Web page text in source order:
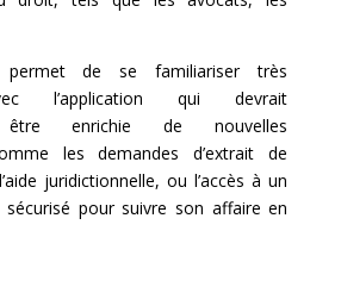
de se familiariser très
l’application qui devrait
être enrichie de nouvelles
les demandes d’extrait de
juridictionnelle, ou l’accès à un
sécurisé pour suivre son affaire en